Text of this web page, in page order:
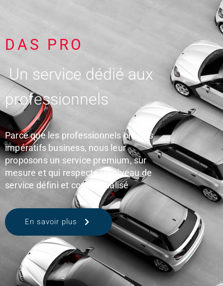
DAS PRO
Un service dédié aux
professionnels
Parce que les professionnels ont des
impératifs business, nous leur
proposons un service premium, sur
mesure et qui respecte un niveau de
service défini et contractualisé
En savoir plus